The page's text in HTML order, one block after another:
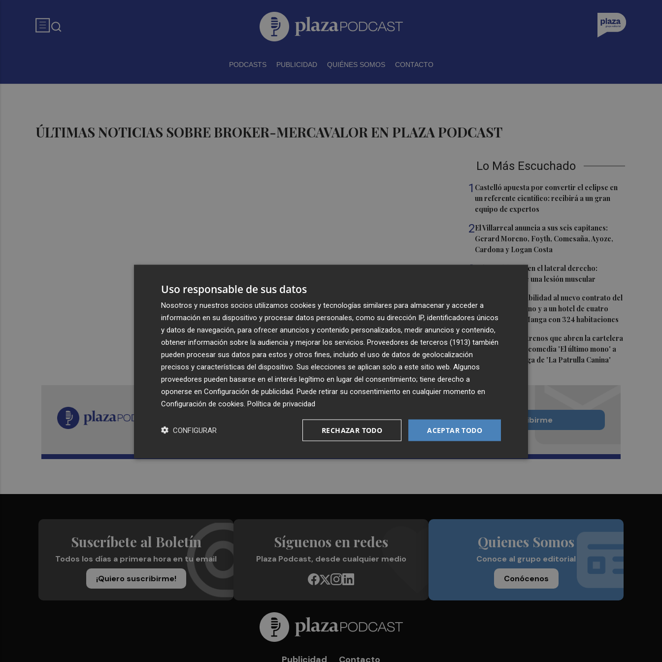
PODCASTS PUBLICIDAD QUIÉNES SOMOS CONTACTO
ÚLTIMAS NOTICIAS SOBRE BROKER-MERCAVALOR EN PLAZA PODCAST
Lo Más Escuchado
1 Castelló apuesta por convertir el eclipse en
un referente científico: recibirá a un gran
equipo de expertos
2El Villarreal anuncia a sus seis capitanes:
Gerard Moreno, Foyth, Comesaña, Ayoze,
Cardona y Logan Costa
3Más problemas en el lateral derecho:
Monferrer sufre una lesión muscular
San Javier da viabilidad al nuevo contrato del
transporte urbano y a un hotel de cuatro
estrellas en La Manga con 324 habitaciones
5 Estos son los estrenos que abren la cartelera
en agosto: de la comedia 'El último mono' a
una nueva entrega de 'La Patrulla Canina'
Recibe toda la actualidad de
Plaza Podcast en tu correo
Quiero suscribirme
Suscríbete al Boletín
Todos los días a primera hora en tu email
¡Quiero suscribirme!
Síguenos en redes
Plaza Podcast, desde cualquier medio
Quienes Somos
Conoce al grupo editorial
Conócenos
Publicidad Contacto
Uso responsable de sus datos
Nosotros y nuestros socios utilizamos cookies y tecnologías similares para almacenar y acceder a
información en su dispositivo y procesar datos personales, como su dirección IP, identificadores únicos
y datos de navegación, para ofrecer anuncios y contenido personalizados, medir anuncios y contenido,
obtener información sobre la audiencia y mejorar los servicios. Proveedores de terceros (1913) también
pueden procesar sus datos para estos y otros fines, incluido el uso de datos de geolocalización
precisos y características del dispositivo. Sus elecciones se aplican solo a este sitio web. Algunos
proveedores pueden basarse en el interés legítimo en lugar del consentimiento; tiene derecho a
oponerse en Configuración de publicidad . Puede retirar su consentimiento en cualquier momento en
Configuración de cookies Política de privacidad
ACEPTAR TODO
RECHAZAR TODO
CONFIGURAR